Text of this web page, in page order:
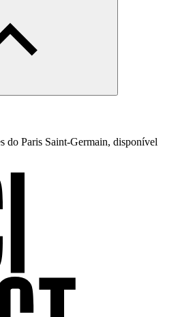
do Paris Saint-Germain, disponível